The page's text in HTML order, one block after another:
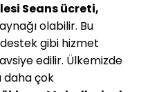
Seans ücreti,
olabilir. Bu
gibi hizmet
edilir. Ülkemizde
daha çok